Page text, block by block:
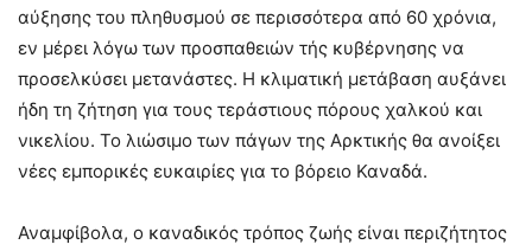
αύξησης του πληθυσμού σε περισσότερα από 60 χρόνια,
εν μέρει λόγω των προσπαθειών τής κυβέρνησης να
προσελκύσει μετανάστες. Η κλιματική μετάβαση αυξάνει
ήδη τη ζήτηση για τους τεράστιους πόρους χαλκού και
νικελίου. Το λιώσιμο των πάγων της Αρκτικής θα ανοίξει
νέες εμπορικές ευκαιρίες για το βόρειο Καναδά.
Αναμφίβολα, ο καναδικός τρόπος ζωής είναι περιζήτητος